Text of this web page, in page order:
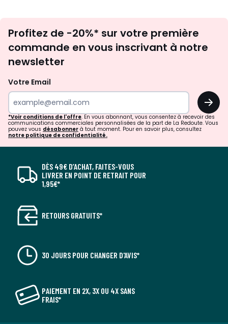
newsletter
Profitez de -20%* sur votre première
commande en vous inscrivant à notre
newsletter
Votre Email
OK
*Voir conditions de l'offre. En vous abonnant, vous consentez à recevoir des
communications commerciales personnalisées de la part de La Redoute. Vous
pouvez vous désabonner à tout moment. Pour en savoir plus, consultez
notre politique de confidentialité.
DÈS 49€ D’ACHAT, FAITES-VOUS
LIVRER EN POINT DE RETRAIT POUR
1,95€*
RETOURS GRATUITS*
30 JOURS POUR CHANGER D'AVIS*
PAIEMENT EN 2X, 3X OU 4X SANS
FRAIS*